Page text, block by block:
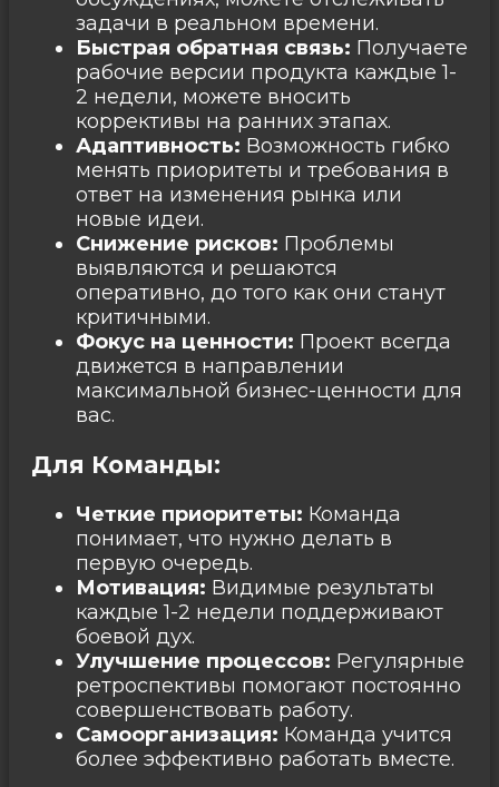
задачи в реальном времени.
Быстрая обратная связь: Получаете
рабочие версии продукта каждые 1-
2 недели, можете вносить
коррективы на ранних этапах.
Адаптивность: Возможность гибко
менять приоритеты и требования в
ответ на изменения рынка или
новые идеи.
Снижение рисков: Проблемы
выявляются и решаются
оперативно, до того как они станут
критичными.
Фокус на ценности: Проект всегда
движется в направлении
максимальной бизнес-ценности для
вас.
Для Команды:
Четкие приоритеты: Команда
понимает, что нужно делать в
первую очередь.
Мотивация: Видимые результаты
каждые 1-2 недели поддерживают
боевой дух.
Улучшение процессов: Регулярные
ретроспективы помогают постоянно
совершенствовать работу.
Самоорганизация: Команда учится
более эффективно работать вместе.